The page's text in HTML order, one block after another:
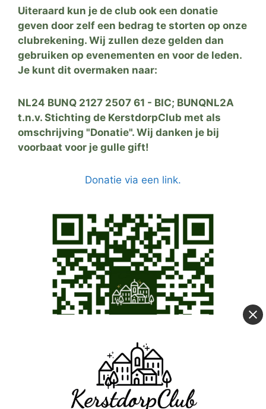
Uiteraard kun je de club ook een donatie
geven door zelf een bedrag te storten op onze
clubrekening. Wij zullen deze gelden dan
gebruiken op evenementen en voor de leden.
Je kunt dit overmaken naar:
NL24 BUNQ 2127 2507 61 - BIC; BUNQNL2A
t.n.v. Stichting de KerstdorpClub met als
omschrijving "Donatie". Wij danken je bij
voorbaat voor je gulle gift!
Donatie via een link.
Even scannen met je telefoon!